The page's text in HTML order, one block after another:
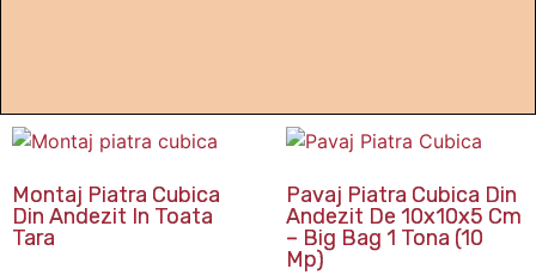
Montaj Piatra Cubica
Din Andezit In Toata
Tara
Pavaj Piatra Cubica Din
Andezit De 10x10x5 Cm
– Big Bag 1 Tona (10
Mp)